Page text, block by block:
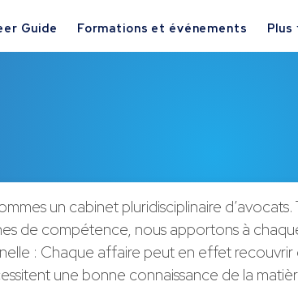
Guide Formations et événements Plus
un cabinet pluridisciplinaire
de compétence, nous apportons à
: Chaque affaire peut en effet
une bonne connaissance de la